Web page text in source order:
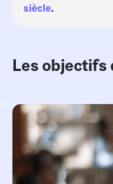
siècle.
Les objectifs